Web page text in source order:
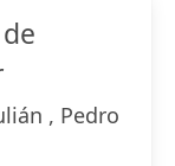
, Pedro